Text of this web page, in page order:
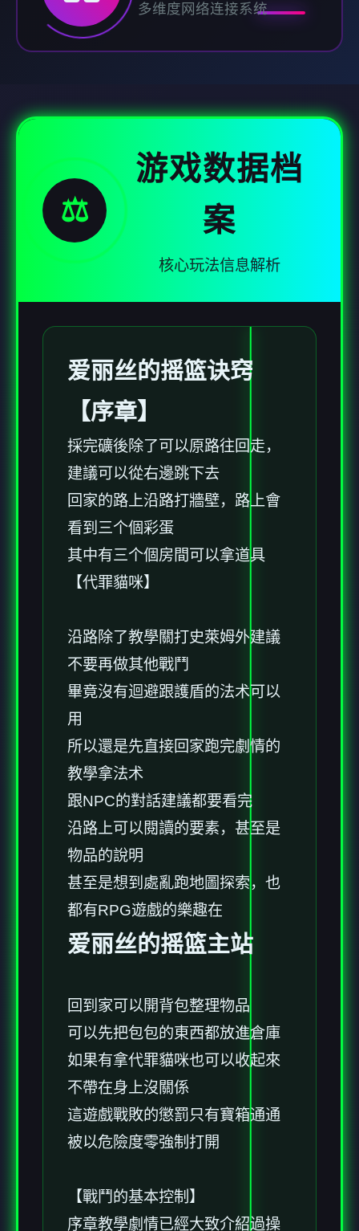
多维度网络连接系统
⚖️
游戏数据档
案
核心玩法信息解析
爱丽丝的摇篮诀窍
【序章】
採完礦後除了可以原路往回走，
建議可以從右邊跳下去
回家的路上沿路打牆壁，路上會
看到三个個彩蛋
其中有三个個房間可以拿道具
【代罪貓咪】
沿路除了教學關打史萊姆外建議
不要再做其他戰鬥
畢竟沒有迴避跟護盾的法术可以
用
所以還是先直接回家跑完劇情的
教學拿法术
跟NPC的對話建議都要看完
沿路上可以閱讀的要素，甚至是
物品的說明
甚至是想到處亂跑地圖探索，也
都有RPG遊戲的樂趣在
爱丽丝的摇篮主站
回到家可以開背包整理物品
可以先把包包的東西都放進倉庫
如果有拿代罪貓咪也可以收起來
不帶在身上沒關係
這遊戲戰敗的懲罰只有寶箱通通
被以危險度零強制打開
【戰鬥的基本控制】
序章教學劇情已經大致介紹過操